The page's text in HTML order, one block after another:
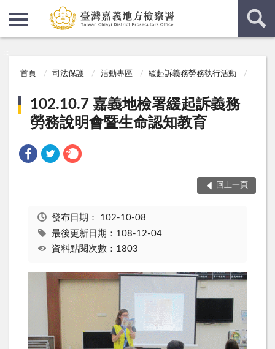
首頁 司法保護 活動專區 緩起訴義務勞務執行活動
102.10.7 嘉義地檢署緩起訴義務
勞務說明會暨生命認知教育
回上一頁
發布日期： 102-10-08
最後更新日期：108-12-04
資料點閱次數：1803